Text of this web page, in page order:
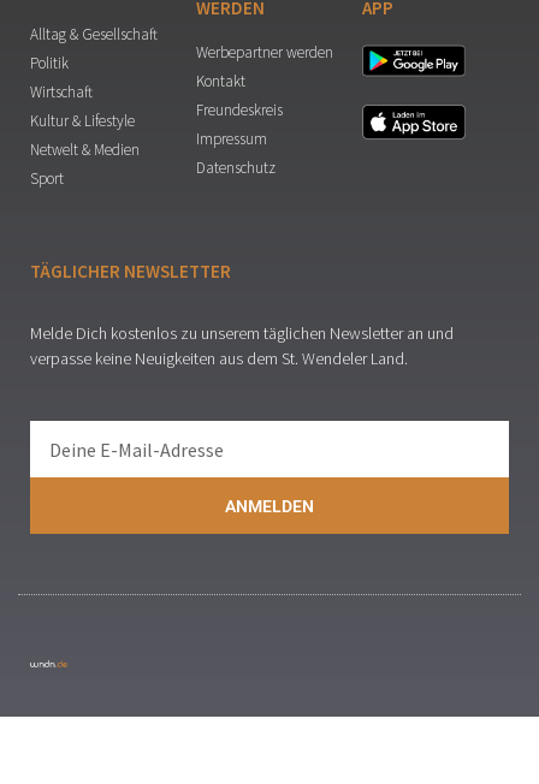
Alltag & Gesellschaft
Politik
Wirtschaft
Kultur & Lifestyle
Netwelt & Medien
Sport
WERDEN
Werbepartner werden
Kontakt
Freundeskreis
Impressum
Datenschutz
APP
TÄGLICHER NEWSLETTER
Melde Dich kostenlos zu unserem täglichen Newsletter an und
verpasse keine Neuigkeiten aus dem St. Wendeler Land.
ANMELDEN